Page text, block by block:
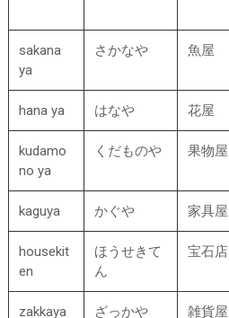
sakana
ya
さかなや 魚屋
hana ya はなや 花屋
kudamo
no ya
くだものや 果物屋
kaguya かぐや 家具屋
housekit
en
ほうせきて
ん
宝石店
zakkaya ざっかや 雑貨屋